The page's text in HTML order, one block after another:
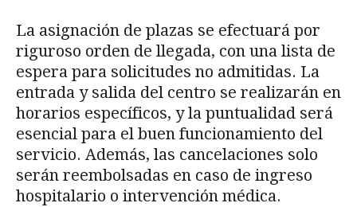
La asignación de plazas se efectuará por
riguroso orden de llegada, con una lista de
espera para solicitudes no admitidas. La
entrada y salida del centro se realizarán en
horarios específicos, y la puntualidad será
esencial para el buen funcionamiento del
servicio. Además, las cancelaciones solo
serán reembolsadas en caso de ingreso
hospitalario o intervención médica.